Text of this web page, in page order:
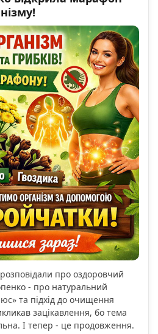
про оздоровчий
- про натуральний
та підхід до очищення
зацікавлення, бо тема
І тепер - це продовження.